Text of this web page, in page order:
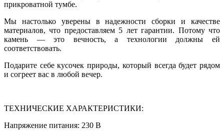
прикроватной тумбе.
Мы настолько уверены в надежности сборки и качестве
материалов, что предоставляем 5 лет гарантии. Потому что
камень — это вечность, а технологии должны ей
соответствовать.
Подарите себе кусочек природы, который всегда будет рядом
и согреет вас в любой вечер.
ТЕХНИЧЕСКИЕ ХАРАКТЕРИСТИКИ:
Напряжение питания: 230 В